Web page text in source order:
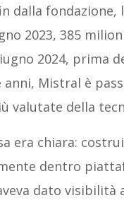
dalla fondazione,
2023, 385
2024, prima
anni, Mistral è
valutate della
era chiara:
dentro
dato